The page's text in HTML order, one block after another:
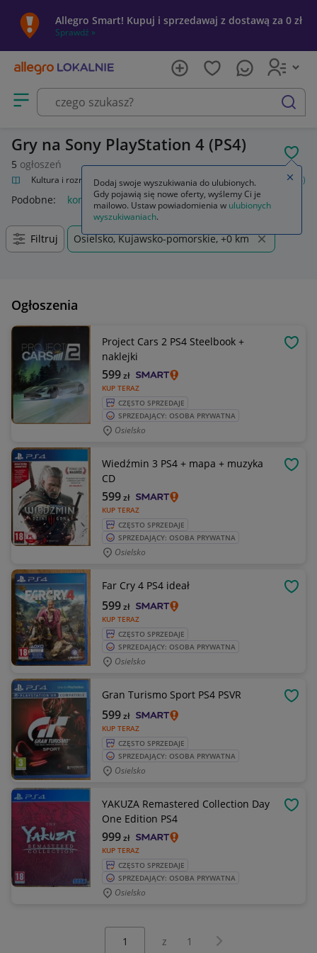
Allegro Smart! Kupuj i sprzedawaj z dostawą za 0 zł
Sprawdź »
Otwórz menu z kategoriami
szukaj
Gry na Sony PlayStation 4 (PS4)
5 ogłoszeń
Kultura i rozrywka Gry Gry na konsole Sony PlayStation 4 (PS4)
Podobne: konsola sony playstation 4 ps4 pro 1tb 2 pady
Filtruj Osielsko, Kujawsko-pomorskie, +0 km
Ogłoszenia
Project Cars 2 PS4 Steelbook +
naklejki
KUP TERAZ
599zł
CZĘSTO SPRZEDAJE
SPRZEDAJĄCY: OSOBA PRYWATNA
Osielsko
Wiedźmin 3 PS4 + mapa + muzyka
CD
KUP TERAZ
599zł
CZĘSTO SPRZEDAJE
SPRZEDAJĄCY: OSOBA PRYWATNA
Osielsko
Far Cry 4 PS4 ideał
KUP TERAZ
599zł
CZĘSTO SPRZEDAJE
SPRZEDAJĄCY: OSOBA PRYWATNA
Osielsko
Gran Turismo Sport PS4 PSVR
KUP TERAZ
599zł
CZĘSTO SPRZEDAJE
SPRZEDAJĄCY: OSOBA PRYWATNA
Osielsko
YAKUZA Remastered Collection Day
One Edition PS4
KUP TERAZ
999zł
CZĘSTO SPRZEDAJE
SPRZEDAJĄCY: OSOBA PRYWATNA
Osielsko
z 1 Następna strona
Dodaj swoje wyszukiwania do ulubionych.
Gdy pojawią się nowe oferty, wyślemy Ci je
mailowo. Ustaw powiadomienia w ulubionych
wyszukiwaniach.